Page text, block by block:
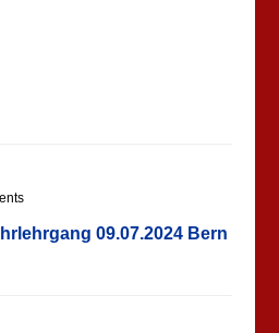
09.07.2024 Bern